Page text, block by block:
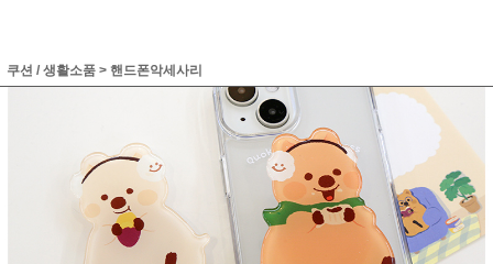
쿠션 / 생활소품 > 핸드폰악세사리